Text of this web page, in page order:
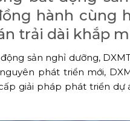
hành cùng
trải dài khắp
sản nghỉ dưỡng,
phát triển mới,
giải pháp phát triển dự